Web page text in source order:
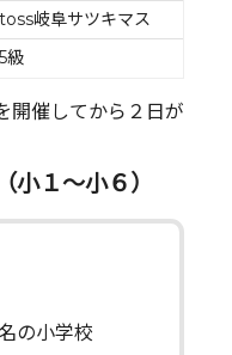
toss岐阜サツキマス
5級
開催してから２日が
小１〜小６）
の小学校